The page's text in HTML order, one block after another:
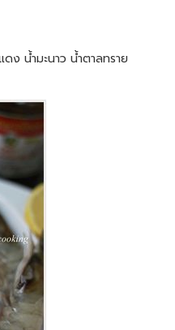
ง น้ำมะนาว น้ำตาลทราย